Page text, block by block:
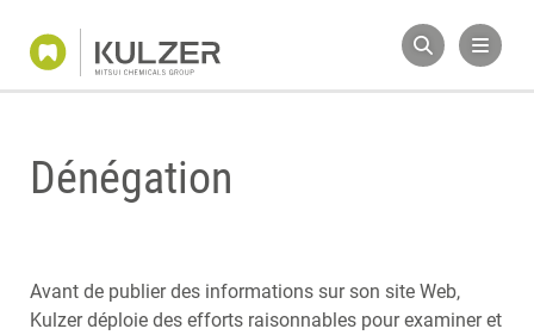
Dénégation
Avant de publier des informations sur son site Web,
Kulzer déploie des efforts raisonnables pour examiner et